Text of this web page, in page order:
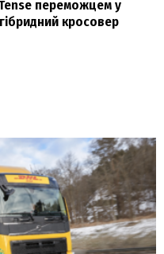
переможцем у
кросовер